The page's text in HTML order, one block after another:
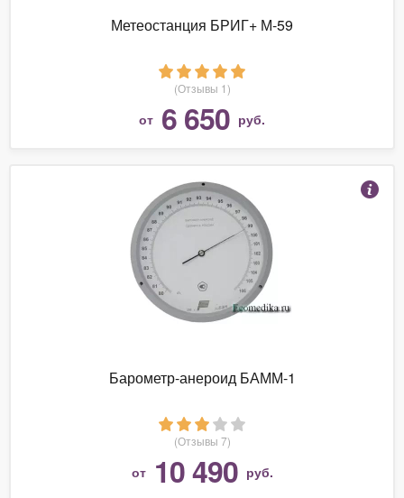
Метеостанция БРИГ+ М-59
(Отзывы 1)
от 6 650 руб.
Барометр-анероид БАММ-1
(Отзывы 7)
от 10 490 руб.